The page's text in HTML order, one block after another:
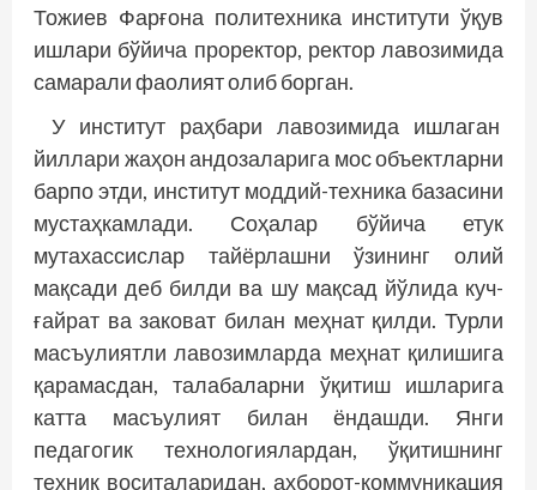
Тожиев Фарғона политехника институти ўқув
ишлари бўйича проректор, ректор лавозимида
самарали фаолият олиб борган.
У институт раҳбари лавозимида ишлаган
йиллари жаҳон андозаларига мос объектларни
барпо этди, институт моддий-техника базасини
мустаҳкамлади. Соҳалар бўйича етук
мутахассислар тайёрлашни ўзининг олий
мақсади деб билди ва шу мақсад йўлида куч-
ғайрат ва заковат билан меҳнат қилди. Турли
масъулиятли лавозимларда меҳнат қилишига
қарамасдан, талабаларни ўқитиш ишларига
катта масъулият билан ёндашди. Янги
педагогик технологиялардан, ўқитишнинг
техник воситаларидан, ахборот-коммуникация